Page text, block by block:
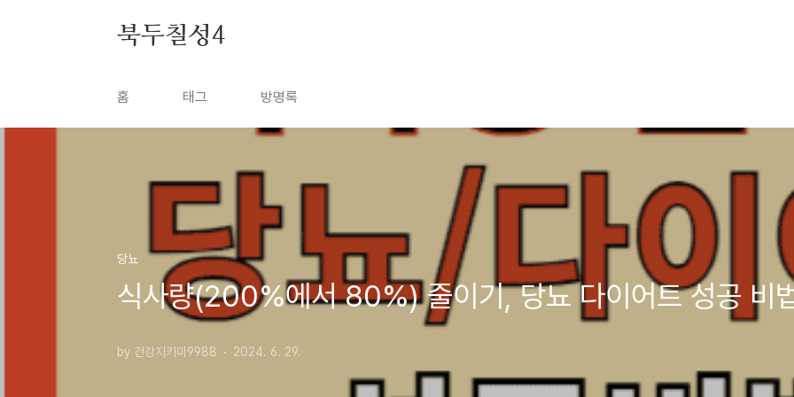
북두칠성4
홈 태그 방명록
당뇨
식사량(200%에서 80%) 줄이기, 당뇨 다이어트 성공 비
by 건강지키미9988 2024. 6. 29.